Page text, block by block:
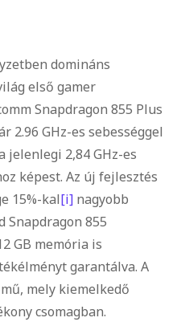
domináns
első gamer
Snapdragon 855 Plus
2.96 GHz-es sebességgel
jelenlegi 2,84 GHz-es
képest. Az új fejlesztés
15%-kal[i]nagyobb
855
GB memória is
garantálva. A
mely kiemelkedő
csomagban.